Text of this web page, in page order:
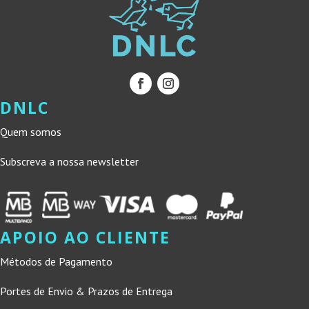
DNLC
Quem somos
Subscreva a nossa newsletter
APOIO AO CLIENTE
Métodos de Pagamento
Portes de Envio & Prazos de Entrega